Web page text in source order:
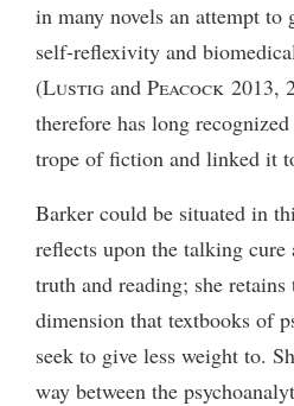
in many novels an attempt to
self-reflexivity and
(Lustig and Peacock 2013,
therefore has long
trope of fiction and linked it
Barker could be situated in
reflects upon the talking
truth and reading; she
dimension that textbooks of
seek to give less weight to.
way between the